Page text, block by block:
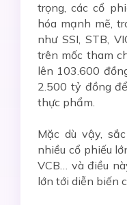
trọng, các cổ
hóa mạnh mẽ,
như SSI, STB,
trên mốc tham
lên 103.600
2.500 tỷ đồng
thực phẩm.
Mặc dù vậy,
nhiều cổ phiếu
VCB… và điều
lớn tới diễn biến